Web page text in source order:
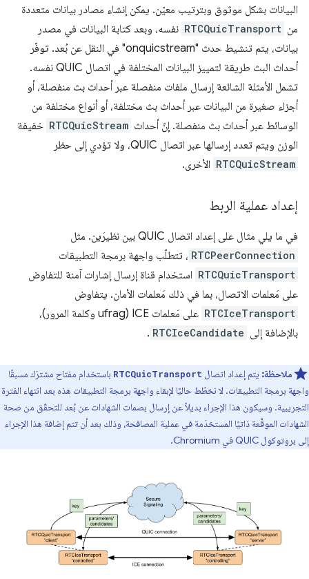
البيانات بشكل موثوق وبترتيب معيّن. يمكن إنشاء مصادر بيانات متعددة
من RTCQuicTransport نفسه، وبعد كتابة البيانات في مصدر
بيانات، يتم تنشيط حدث "onquicstream" في النقل عن بُعد. توفّر
أحداث البث طريقة لتمييز البيانات المختلفة في اتصال QUIC نفسه.
تشمل الأمثلة الشائعة إرسال ملفات منفصلة عبر أحداث بث منفصلة، أو
أجزاء صغيرة من البيانات عبر أحداث بث مختلفة، أو أنواع مختلفة من
الوسائط عبر أحداث بث منفصلة. إنّ أحداث RTCQuicStream خفيفة
الوزن ويتم تعدد إرسالها عبر اتصال QUIC، ولا تؤدي إلى حظر
RTCQuicStream الأخرى.
إعداد عملية الربط
في ما يلي مثال على إعداد اتصال QUIC بين نظيرَين. مثل
RTCPeerConnection ، تتطلّب واجهة برمجة التطبيقات
RTCQuicTransport استخدام قناة إرسال إشارات آمنة للتفاوض
على مَعلمات الاتصال، بما في ذلك مَعلمات الأمان. يتفاوض
RTCIceTransport
على مَعلمات ICE (ufrag وكلمة المرور)،
بالإضافة إلى RTCIceCandidate
.
ملاحظة: يتم إعداد اتصال RTCQuicTransport باستخدام مفتاح مشترَك مسبقًا
واجهة برمجة التطبيقات. لا نخطّط حاليًا لإبقاء واجهة برمجة التطبيقات هذه بعد انتهاء الفترة
التجريبية. وسيكون هذا الإجراء بديلاً عن إرسال بصمات الشهادات عن بُعد للتحقّق من صحة
الشهادات الموقَّعة ذاتيًا المستخدَمة في عملية المصافحة، وذلك بعد أن تتم إضافة هذا الإجراء
إلى بروتوكول QUIC في Chromium.